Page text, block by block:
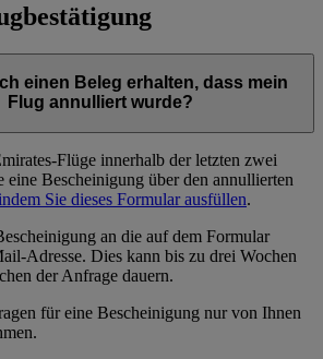
einen Beleg erhalten, dass mein
Flug annulliert wurde?
Flüge innerhalb der letzten zwei
eine Bescheinigung über den annullierten
indem Sie dieses Formular ausfüllen.
an die auf dem Formular
Adresse. Dies kann bis zu drei Wochen
der Anfrage dauern.
für eine Bescheinigung nur von Ihnen